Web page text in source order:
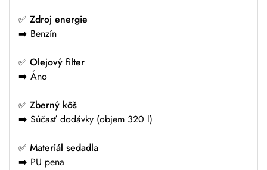
✅ Zdroj energie
➡️ Benzín
✅ Olejový filter
➡️ Áno
✅ Zberný kôš
➡️ Súčasť dodávky (objem 320 l)
✅ Materiál sedadla
➡️ PU pena